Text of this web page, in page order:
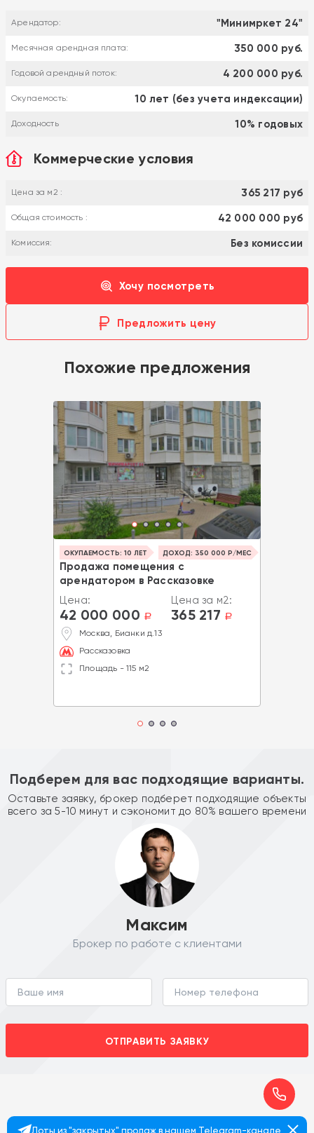
Арендатор: "Минимркет 24"
Месячная арендная плата: 350 000 руб.
Годовой арендный поток: 4 200 000 руб.
Окупаемость: 10 лет (без учета индексации)
Доходность 10% годовых
Коммерческие условия
Цена за м2 : 365 217 руб
Общая стоимость : 42 000 000 руб
Комиссия: Без комиссии
Хочу посмотреть
Предложить цену
Похожие предложения
ОКУПАЕМОСТЬ: 10 ЛЕТ ДОХОД: 350 000 Р/МЕС
Продажа помещения с
арендатором в Рассказовке
Цена:
42 000 000 a
Цена за м2:
365 217 a
Москва, Бианки д.13
Рассказовка
Площадь - 115 м2
Подберем для вас подходящие варианты.
Оставьте заявку, брокер подберет подходящие объекты
всего за 5-10 минут и сэкономит до 80% вашего времени
Максим
Брокер по работе с клиентами
ОТПРАВИТЬ ЗАЯВКУ
Лоты из "закрытых" продаж в нашем Telegram-канале